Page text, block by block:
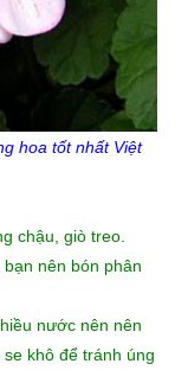
hoa tốtnhất Việt
chậu, giò treo.
nên bón phân
nước nên nên
khô để tránh úng